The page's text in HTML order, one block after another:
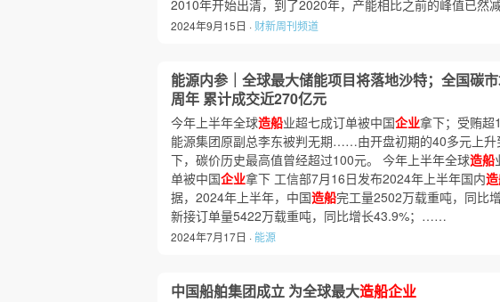
2010年开始出清，到了2020年，产能相比之前的峰值已
2024年9月15日 · 财新周刊频道
能源内参｜全球最大储能项目将落地沙特；全国碳
周年 累计成交近270亿元
今年上半年全球造船业超七成订单被中国企业拿下；受贿超
能源集团原副总李东被判无期……由开盘初期的40多元上升
下，碳价历史最高值曾经超过100元。 今年上半年全球造船
单被中国企业拿下 工信部7月16日发布2024年上半年国内
据，2024年上半年，中国造船完工量2502万载重吨，同比
新接订单量5422万载重吨，同比增长43.9%；……
2024年7月17日 · 能源
中国船舶集团成立 为全球最大造船企业